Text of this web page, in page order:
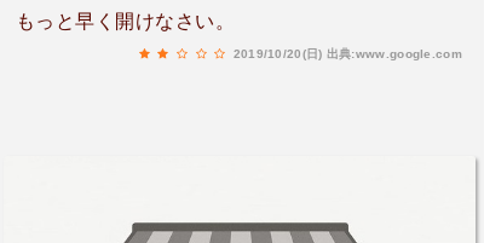
もっと早く開けなさい。
2019/10/20(日) 出典:www.google.com